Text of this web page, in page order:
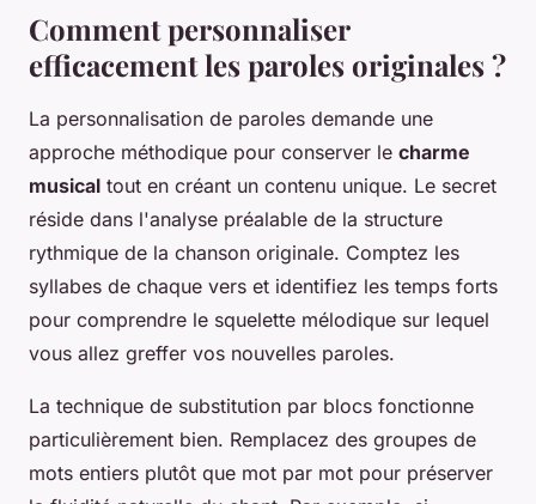
Comment personnaliser
efficacement les paroles originales ?
La personnalisation de paroles demande une
approche méthodique pour conserver le charme
musical tout en créant un contenu unique. Le secret
réside dans l'analyse préalable de la structure
rythmique de la chanson originale. Comptez les
syllabes de chaque vers et identifiez les temps forts
pour comprendre le squelette mélodique sur lequel
vous allez greffer vos nouvelles paroles.
La technique de substitution par blocs fonctionne
particulièrement bien. Remplacez des groupes de
mots entiers plutôt que mot par mot pour préserver